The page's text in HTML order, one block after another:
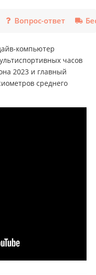
Вопрос-ответ
компьютер
часов
2023 и главный
среднего